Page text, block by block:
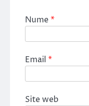
Nume*
Email *
Site web